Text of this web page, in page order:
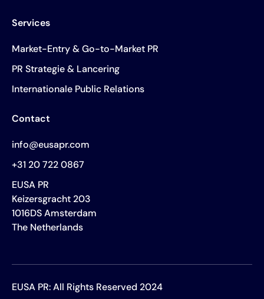
Services
Market-Entry & Go-to-Market PR
PR Strategie & Lancering
Internationale Public Relations
Contact
info@eusapr.com
+31 20 722 0867
EUSA PR
Keizersgracht 203
1016DS Amsterdam
The Netherlands
EUSA PR: All Rights Reserved 2024